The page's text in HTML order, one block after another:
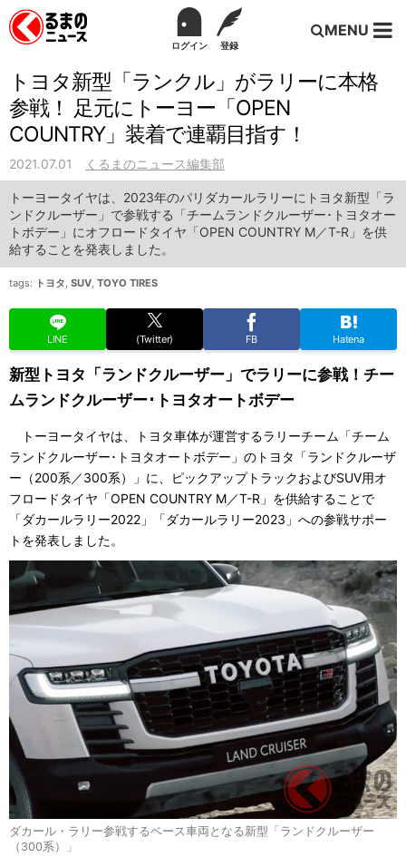
ログイン 登録
MENU
トヨタ新型「ランクル」がラリーに本格
参戦！ 足元にトーヨー「OPEN
COUNTRY」装着で連覇目指す！
2021.07.01 くるまのニュース編集部
トーヨータイヤは、2023年のパリダカールラリーにトヨタ新型「ラ
ンドクルーザー」で参戦する「チームランドクルーザー･トヨタオー
トボデー」にオフロードタイヤ「OPEN COUNTRY M／T-R」を供
給することを発表しました。
tags: トヨタ, SUV, TOYO TIRES
LINE (Twitter) FB Hatena
新型トヨタ「ランドクルーザー」でラリーに参戦！チー
ムランドクルーザー･トヨタオートボデー
トーヨータイヤは、トヨタ車体が運営するラリーチーム「チーム
ランドクルーザー･トヨタオートボデー」のトヨタ「ランドクルーザ
ー（200系／300系）」に、ピックアップトラックおよびSUV用オ
フロードタイヤ「OPEN COUNTRY M／T-R」を供給することで
「ダカールラリー2022」「ダカールラリー2023」への参戦サポー
トを発表しました。
ダカール・ラリー参戦するベース車両となる新型「ランドクルーザー
（300系）」